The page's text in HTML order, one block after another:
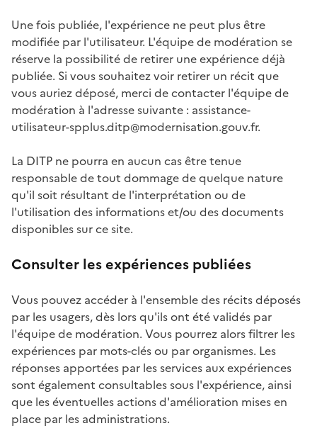
Une fois publiée, l'expérience ne peut plus être
modifiée par l'utilisateur. L'équipe de modération se
réserve la possibilité de retirer une expérience déjà
publiée. Si vous souhaitez voir retirer un récit que
vous auriez déposé, merci de contacter l'équipe de
modération à l'adresse suivante : assistance-
utilisateur-spplus.ditp@modernisation.gouv.fr.
La DITP ne pourra en aucun cas être tenue
responsable de tout dommage de quelque nature
qu'il soit résultant de l'interprétation ou de
l'utilisation des informations et/ou des documents
disponibles sur ce site.
Consulter les expériences publiées
Vous pouvez accéder à l'ensemble des récits déposés
par les usagers, dès lors qu'ils ont été validés par
l'équipe de modération. Vous pourrez alors filtrer les
expériences par mots-clés ou par organismes. Les
réponses apportées par les services aux expériences
sont également consultables sous l'expérience, ainsi
que les éventuelles actions d'amélioration mises en
place par les administrations.